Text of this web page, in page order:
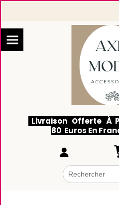
Livraison Offerte À
80 Euros En
Panneau de gestion des